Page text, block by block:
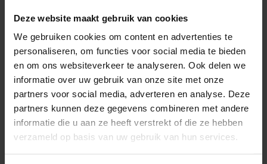
Deze website maakt gebruik van cookies
We gebruiken cookies om content en advertenties te
personaliseren, om functies voor social media te bieden
en om ons websiteverkeer te analyseren. Ook delen we
informatie over uw gebruik van onze site met onze
partners voor social media, adverteren en analyse. Deze
partners kunnen deze gegevens combineren met andere
informatie die u aan ze heeft verstrekt of die ze hebben
verzameld op basis van uw gebruik van hun services.
Voering Textiel
Neusbeveiliging Staal
Zoolbeveiliging Geen
Zoolmateriaal TPU/PU